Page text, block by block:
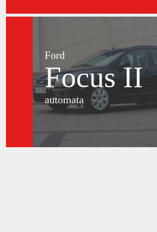
Ford
Focus II
automata